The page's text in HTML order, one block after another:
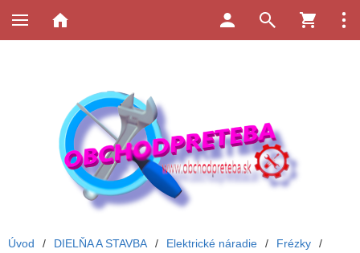
Úvod / DIELŇA A STAVBA / Elektrické náradie / Frézky
/